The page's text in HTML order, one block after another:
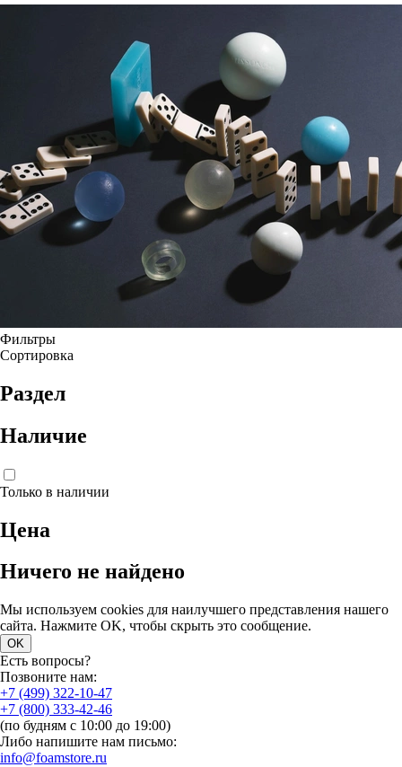
Фильтры
Сортировка
Раздел
Наличие
Только в наличии
Цена
Ничего не найдено
Мы используем cookies для наилучшего представления нашего
сайта. Нажмите OK, чтобы скрыть это сообщение.
OK
Есть вопросы?
Позвоните нам:
+7 (499) 322-10-47
+7 (800) 333-42-46
(по будням с 10:00 до 19:00)
Либо напишите нам письмо:
info@foamstore.ru